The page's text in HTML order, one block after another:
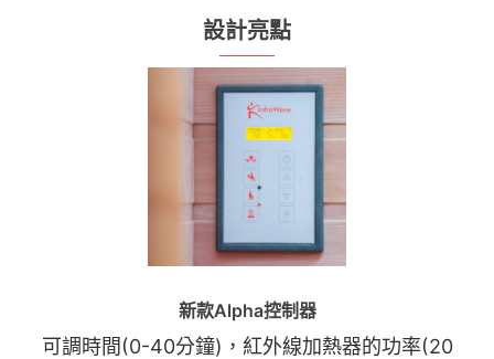
設計亮點
新款Alpha控制器
可調時間(0-40分鐘)，紅外線加熱器的功率(20